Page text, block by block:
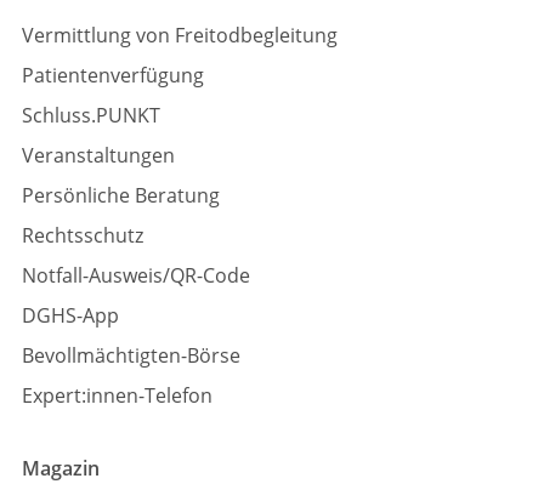
Vermittlung von Freitodbegleitung
Patientenverfügung
Schluss.PUNKT
Veranstaltungen
Persönliche Beratung
Rechtsschutz
Notfall-Ausweis/QR-Code
DGHS-App
Bevollmächtigten-Börse
Expert:innen-Telefon
Magazin